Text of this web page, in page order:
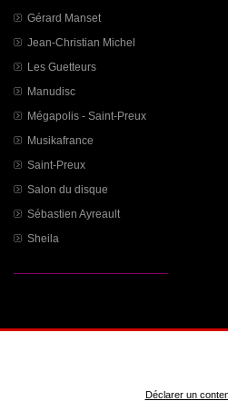
Gérard Manset
Jean-Christian Michel
Les Guetteurs
Manudisc
Mégapolis - Saint-Preux
Musikafrance
Saint-Preux
Salon du disque
Sébastien Ayreault
Sheila
Déclarer un